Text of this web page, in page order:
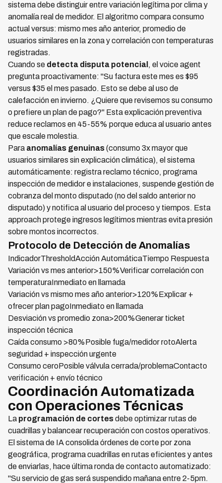
sistema debe distinguir entre variación legítima por clima y
anomalía real de medidor. El algoritmo compara consumo
actual versus: mismo mes año anterior, promedio de
usuarios similares en la zona y correlación con temperaturas
registradas.
Cuando se detecta disputa potencial , el voice agent
pregunta proactivamente: "Su factura este mes es $95
versus $35 el mes pasado. Esto se debe al uso de
calefacción en invierno. ¿Quiere que revisemos su consumo
o prefiere un plan de pago?" Esta explicación preventiva
reduce reclamos en 45-55% porque educa al usuario antes
que escale molestia.
Para anomalías genuinas(consumo 3x mayor que
usuarios similares sin explicación climática), el sistema
automáticamente: registra reclamo técnico, programa
inspección de medidor e instalaciones, suspende gestión de
cobranza del monto disputado (no del saldo anterior no
disputado) y notifica al usuario del proceso y tiempos. Esta
approach protege ingresos legítimos mientras evita presión
sobre montos incorrectos.
Protocolo de Detección de Anomalías
IndicadorThresholdAcción AutomáticaTiempo Respuesta
Variación vs mes anterior>150%Verificar correlación con
temperaturaInmediato en llamada
Variación vs mismo mes año anterior>120%Explicar +
ofrecer plan pagoInmediato en llamada
Desviación vs promedio zona>200%Generar ticket
inspección técnica
Caída consumo >80%Posible fuga/medidor rotoAlerta
seguridad + inspección urgente
Consumo ceroPosible válvula cerrada/problemaContacto
verificación + envío técnico
Coordinación Automatizada
con Operaciones Técnicas
La programación de cortesdebe optimizar rutas de
cuadrillas y balancear recuperación con costos operativos.
El sistema de IA consolida órdenes de corte por zona
geográfica, programa cuadrillas en rutas eficientes y antes
de enviarlas, hace última ronda de contacto automatizado:
"Su servicio de gas será suspendido mañana entre 2-5pm.